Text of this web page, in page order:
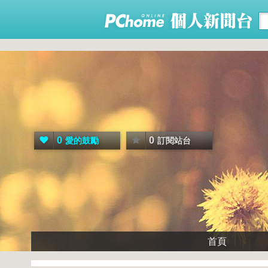
0 愛的鼓勵 0 訂閱站台
首頁